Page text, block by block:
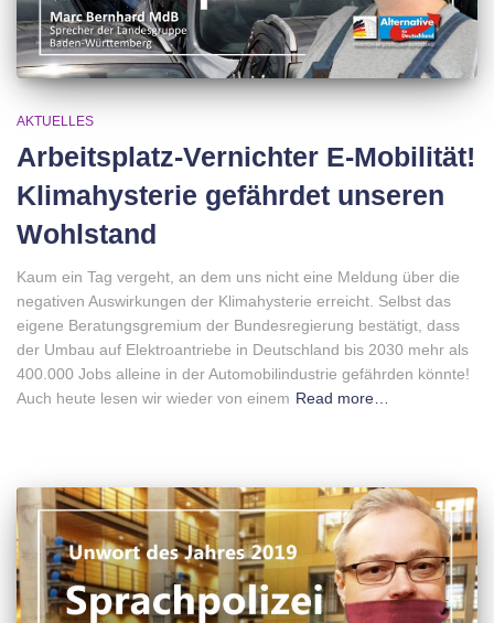
AKTUELLES
Arbeitsplatz-Vernichter E-Mobilität!
Klimahysterie gefährdet unseren
Wohlstand
Kaum ein Tag vergeht, an dem uns nicht eine Meldung über die
negativen Auswirkungen der Klimahysterie erreicht. Selbst das
eigene Beratungsgremium der Bundesregierung bestätigt, dass
der Umbau auf Elektroantriebe in Deutschland bis 2030 mehr als
400.000 Jobs alleine in der Automobilindustrie gefährden könnte!
Auch heute lesen wir wieder von einem Read more…